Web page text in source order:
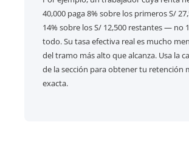
40,000 paga 8% sobre los primeros S/
14% sobre los S/ 12,500 restantes — no
todo. Su tasa efectiva real es mucho
del tramo más alto que alcanza. Usa la
de la sección para obtener tu retención
exacta.